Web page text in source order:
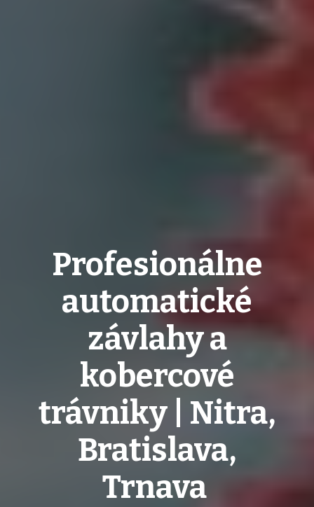
Profesionálne
automatické
závlahy a
kobercové
trávniky | Nitra,
Bratislava,
Trnava